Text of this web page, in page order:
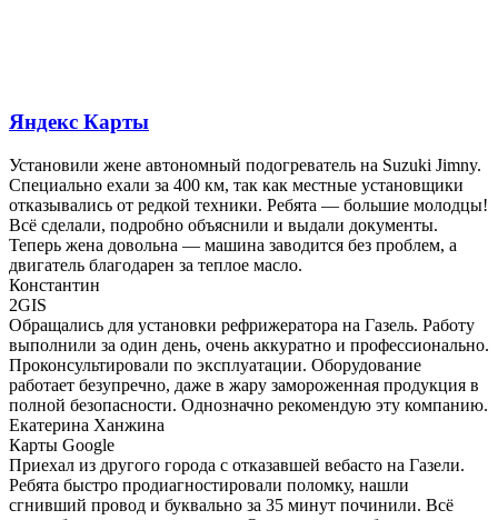
Яндекс Карты
Установили жене автономный подогреватель на Suzuki Jimny.
Специально ехали за 400 км, так как местные установщики
отказывались от редкой техники. Ребята — большие молодцы!
Всё сделали, подробно объяснили и выдали документы.
Теперь жена довольна — машина заводится без проблем, а
двигатель благодарен за теплое масло.
​Константин
2GIS
Обращались для установки рефрижератора на Газель. Работу
выполнили за один день, очень аккуратно и профессионально.
Проконсультировали по эксплуатации. Оборудование
работает безупречно, даже в жару замороженная продукция в
полной безопасности. Однозначно рекомендую эту компанию.
​Екатерина Ханжина
Карты Google
Приехал из другого города с отказавшей вебасто на Газели.
Ребята быстро продиагностировали поломку, нашли
сгнивший провод и буквально за 35 минут починили. Всё